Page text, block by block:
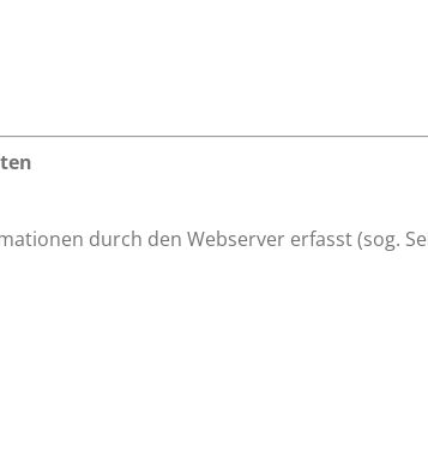
durch den Webserver erfasst (sog.